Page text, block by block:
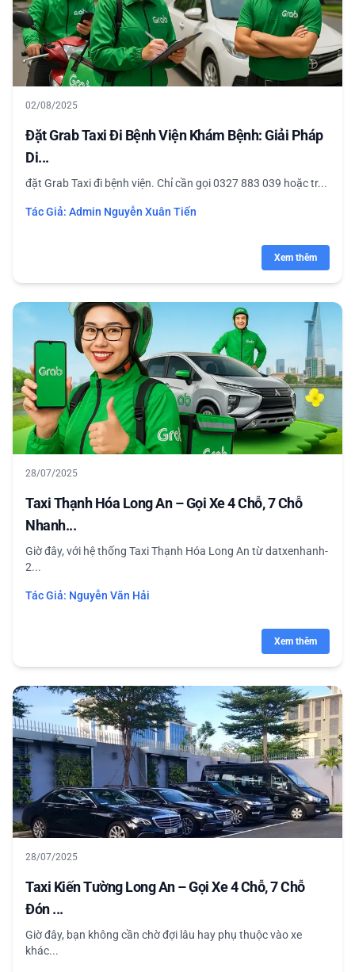
02/08/2025
Đặt Grab Taxi Đi Bệnh Viện Khám Bệnh: Giải Pháp
Di...
đặt Grab Taxi đi bệnh viện. Chỉ cần gọi 0327 883 039 hoặc tr...
Tác Giả: Admin Nguyễn Xuân Tiến
Xem thêm
28/07/2025
Taxi Thạnh Hóa Long An – Gọi Xe 4 Chỗ, 7 Chỗ
Nhanh...
Giờ đây, với hệ thống Taxi Thạnh Hóa Long An từ datxenhanh-
2...
Tác Giả: Nguyễn Văn Hải
Xem thêm
28/07/2025
Taxi Kiến Tường Long An – Gọi Xe 4 Chỗ, 7 Chỗ
Đón ...
Giờ đây, bạn không cần chờ đợi lâu hay phụ thuộc vào xe
khác...